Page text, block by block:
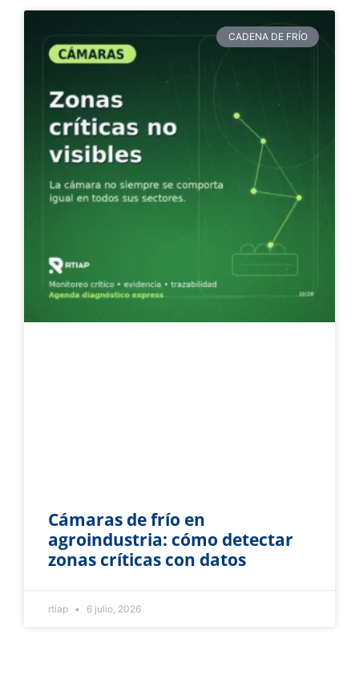
CADENA DE FRÍO
Cámaras de frío en
agroindustria: cómo detectar
zonas críticas con datos
rtiap 6 julio, 2026